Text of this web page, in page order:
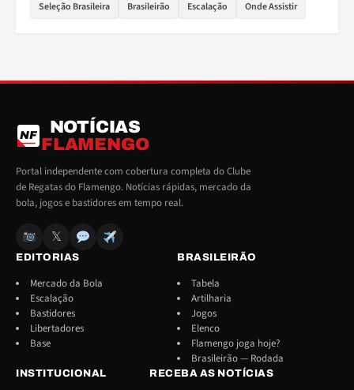
Seleção Brasileira
Brasileirão Escalação Onde Assistir
NF
NOTÍCIAS
FLAMENGO
Portal independente com cobertura completa do Clube
de Regatas do Flamengo. Notícias rápidas, mercado da
bola, jogos e bastidores em tempo real.
𝕏
EDITORIAS
Mercado da Bola
Escalação
Bastidores
Libertadores
Base
BRASILEIRÃO
Tabela
Artilharia
Jogos
Elenco
Flamengo joga hoje?
Brasileirão — Rodada
INSTITUCIONAL RECEBA AS NOTÍCIAS